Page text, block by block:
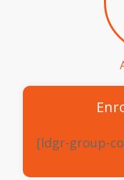
[ldgr-group-